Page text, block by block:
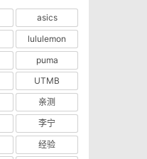
asics
lululemon
puma
UTMB
亲测
李宁
经验